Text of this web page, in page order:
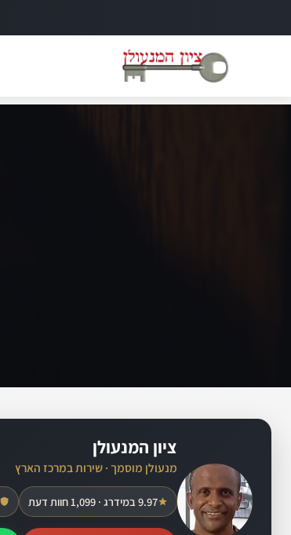
לתוכן
ציון המנעולן
מנעולן מוסמך · שירות במרכז הארץ
9.97 במידרג · 1,099 חוות דעת